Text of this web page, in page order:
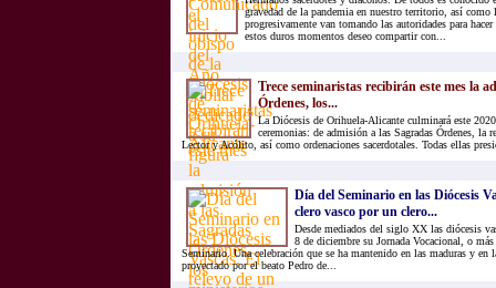
gravedad de la pandemia en nuestro territorio, así como
progresivamente van tomando las autoridades para
estos duros momentos deseo compartir con...
Trece seminaristas recibirán este mes la
Órdenes, los...
La Diócesis de Orihuela-Alicante culminará este
ceremonias: de admisión a las Sagradas Órdenes, la
Lector y Acólito, así como ordenaciones sacerdotales. Todas ellas
Día del Seminario en las Diócesis
clero vasco por un clero...
Desde mediados del siglo XX las diócesis
8 de diciembre su Jornada Vocacional, o
Seminario. Una celebración que se ha mantenido en las maduras y en
proyectado por el beato Pedro de...